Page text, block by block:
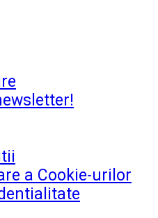
a Cookie-urilor